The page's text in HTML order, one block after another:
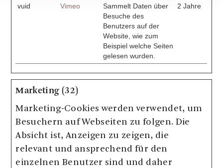
vuid Vimeo
Sammelt Daten über
Besuche des
Benutzers auf der
Website, wie zum
Beispiel welche Seiten
gelesen wurden.
2 Jahre
Marketing (32)
Marketing-Cookies werden verwendet, um
Besuchern auf Webseiten zu folgen. Die
Absicht ist, Anzeigen zu zeigen, die
relevant und ansprechend für den
einzelnen Benutzer sind und daher